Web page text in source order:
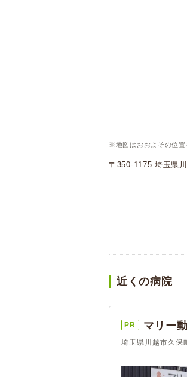
※地図はおおよその位置
〒350-1175 埼玉県
近くの病院
PR マリー
埼玉県川越市久保